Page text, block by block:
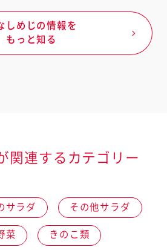
しめじの情報を
もっと知る
関連するカテゴリー
サラダ その他サラダ
菜 きのこ類